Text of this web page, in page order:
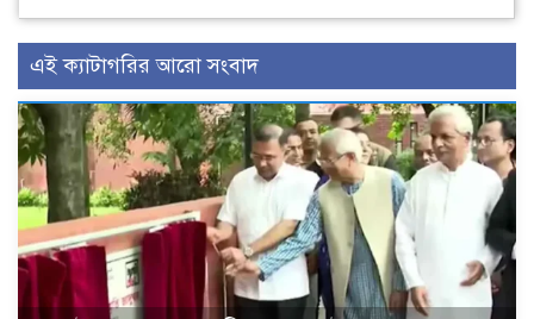
এই ক্যাটাগরির আরো সংবাদ